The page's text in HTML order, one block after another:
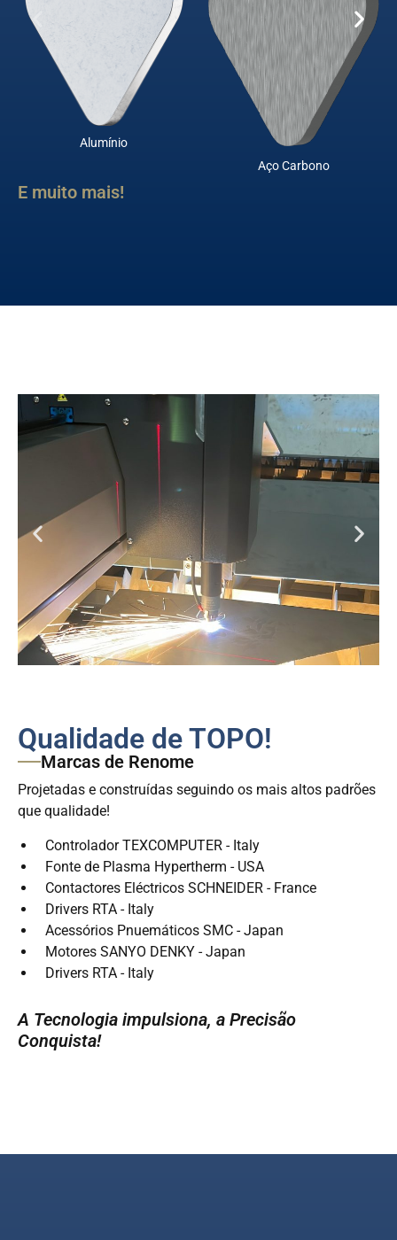
Alumínio
Aço Carbono
E muito mais!
Qualidade de TOPO!
Marcas de Renome
Projetadas e construídas seguindo os mais altos padrões
que qualidade!
Controlador TEXCOMPUTER - Italy
Fonte de Plasma Hypertherm - USA
Contactores Eléctricos SCHNEIDER - France
Drivers RTA - Italy
Acessórios Pnuemáticos SMC - Japan
Motores SANYO DENKY - Japan
Drivers RTA - Italy
A Tecnologia impulsiona, a Precisão
Conquista!